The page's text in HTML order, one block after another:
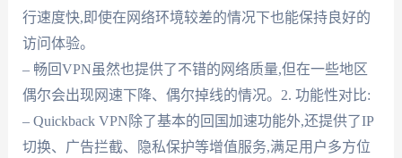
行速度快,即使在网络环境较差的情况下也能保持良好的
访问体验。
– 畅回VPN虽然也提供了不错的网络质量,但在一些地区
偶尔会出现网速下降、偶尔掉线的情况。2. 功能性对比:
– Quickback VPN除了基本的回国加速功能外,还提供了IP
切换、广告拦截、隐私保护等增值服务,满足用户多方位